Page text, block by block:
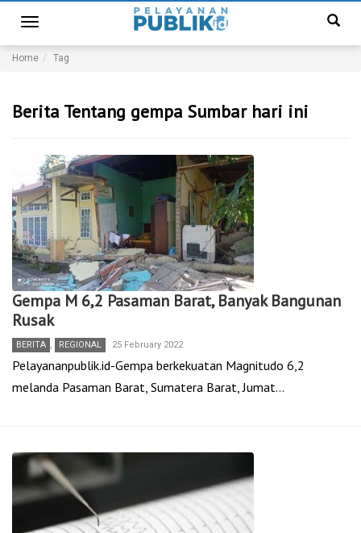
Toggle
navigation
Home Tag
Berita Tentang gempa Sumbar hari ini
Gempa M 6,2 Pasaman Barat, Banyak Bangunan
Rusak
BERITA , REGIONAL 25 February 2022
Pelayananpublik.id-Gempa berkekuatan Magnitudo 6,2
melanda Pasaman Barat, Sumatera Barat, Jumat…